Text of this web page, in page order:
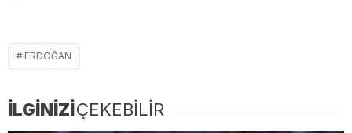
ERDOĞAN
İLGİNİZİÇEKEBİLİR